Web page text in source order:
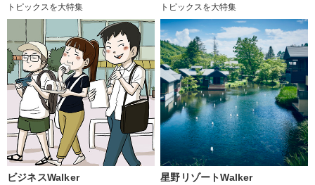
トピックスを大特集
トピックスを大特集
ビジネスWalker 星野リゾートWalker